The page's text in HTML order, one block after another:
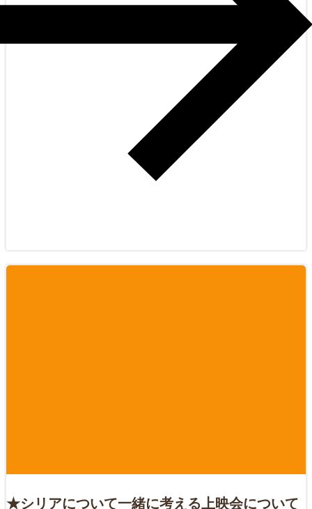
★シリアについて一緒に考える上映会について